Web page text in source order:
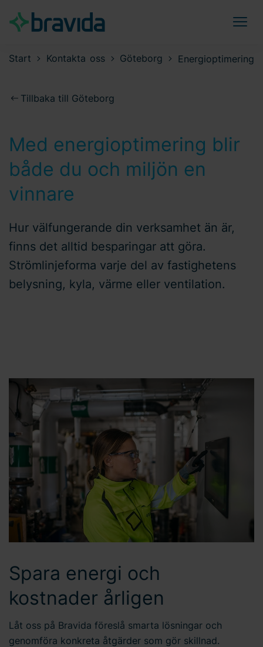
Start Kontakta oss Göteborg Energioptimering
Tillbaka till Göteborg
Med energioptimering blir
både du och miljön en
vinnare
Hur välfungerande din verksamhet än är,
finns det alltid besparingar att göra.
Strömlinjeforma varje del av fastighetens
belysning, kyla, värme eller ventilation.
Spara energi och
kostnader årligen
Låt oss på Bravida föreslå smarta lösningar och
genomföra konkreta åtgärder som gör skillnad.